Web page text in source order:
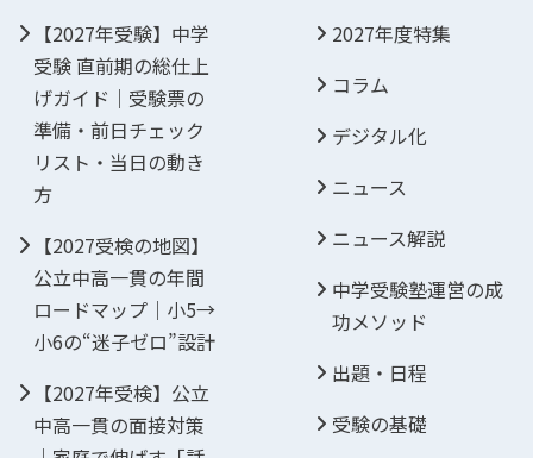
【2027年受験】中学
受験 直前期の総仕上
げガイド｜受験票の
準備・前日チェック
リスト・当日の動き
方
【2027受検の地図】
公立中高一貫の年間
ロードマップ｜小5→
小6の“迷子ゼロ”設計
【2027年受検】公立
中高一貫の面接対策
2027年度特集
コラム
デジタル化
ニュース
ニュース解説
中学受験塾運営の成
功メソッド
出題・日程
受験の基礎